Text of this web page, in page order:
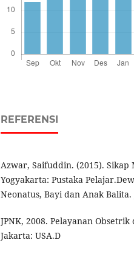
REFERENSI
Azwar, Saifuddin. (2015).
Yogyakarta: Pustaka
Neonatus, Bayi dan Anak
JPNK, 2008. Pelayanan
Jakarta: USA.D